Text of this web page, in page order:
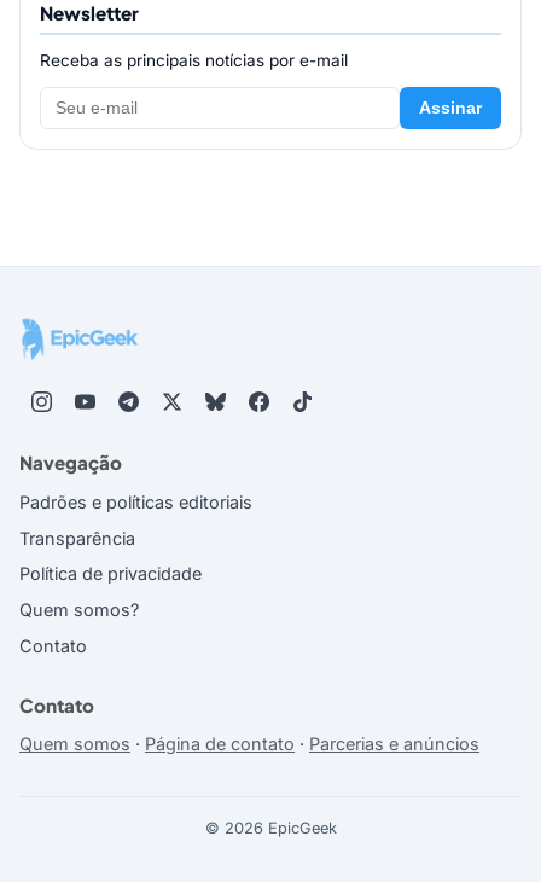
Newsletter
Receba as principais notícias por e-mail
Assinar
Navegação
Padrões e políticas editoriais
Transparência
Política de privacidade
Quem somos?
Contato
Contato
Quem somos · Página de contato · Parcerias e anúncios
© 2026 EpicGeek